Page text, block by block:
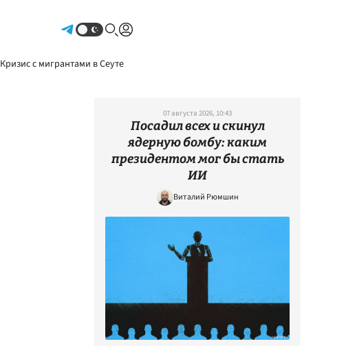
Кризис с мигрантами в Сеуте
07 августа 2026, 10:43
Посадил всех и скинул
ядерную бомбу: каким
президентом мог бы стать
ИИ
Виталий Рюмшин